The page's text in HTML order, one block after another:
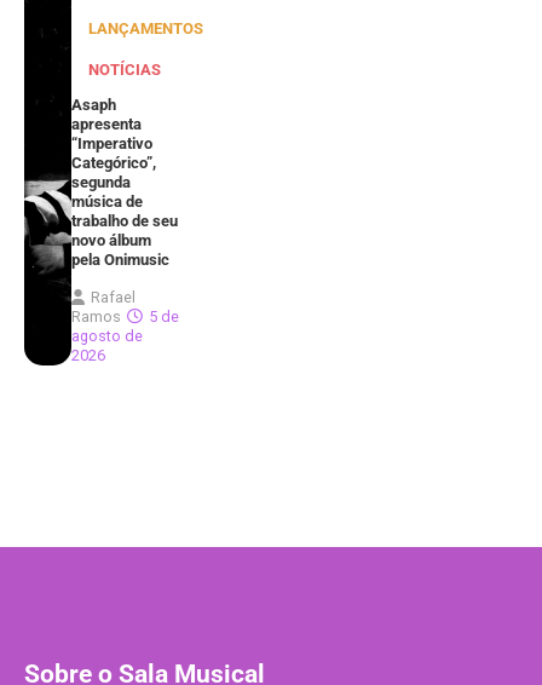
LANÇAMENTOS
NOTÍCIAS
Asaph
apresenta
“Imperativo
Categórico”,
segunda
música de
trabalho de seu
novo álbum
pela Onimusic
Rafael
Ramos
5 de
agosto de
2026
Sobre o Sala Musical